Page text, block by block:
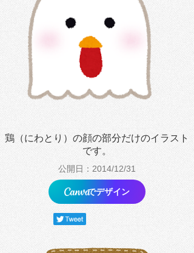
鶏（にわとり）の顔の部分だけのイラスト
です。
公開日：2014/12/31
でデザイン